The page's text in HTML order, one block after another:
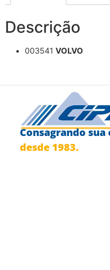
Descrição
003541 VOLVO
Consagrando
desde 1983.